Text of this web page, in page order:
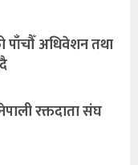
पाँचौँ अधिवेशन तथा
रक्तदाता संघ